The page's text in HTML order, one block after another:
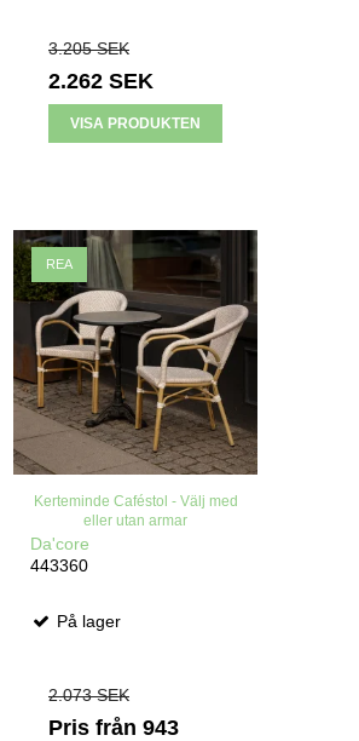
3.205 SEK
2.262 SEK
VISA PRODUKTEN
REA
Kerteminde Caféstol - Välj med
eller utan armar
Da'core
443360
På lager
2.073 SEK
Pris från 943